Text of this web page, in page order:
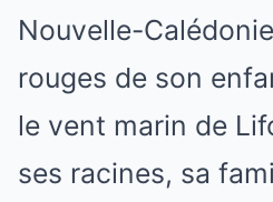
Nouvelle-
rouges de son
le vent marin de
ses racines, sa